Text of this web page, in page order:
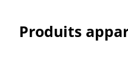
Produits